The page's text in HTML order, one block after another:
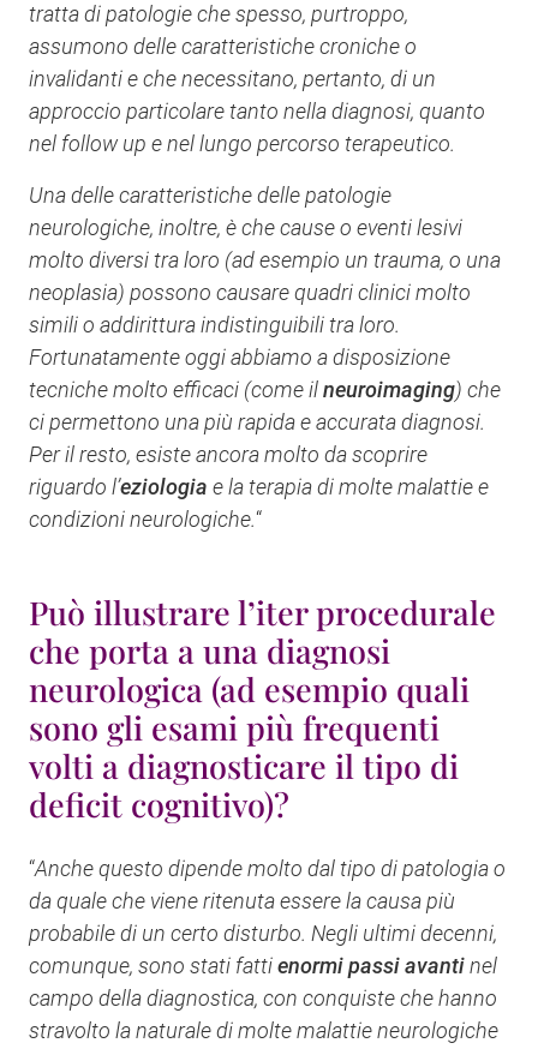
tratta di patologie che spesso, purtroppo,
assumono delle caratteristiche croniche o
invalidanti e che necessitano, pertanto, di un
approccio particolare tanto nella diagnosi, quanto
nel follow up e nel lungo percorso terapeutico.
Una delle caratteristiche delle patologie
neurologiche, inoltre, è che cause o eventi lesivi
molto diversi tra loro (ad esempio un trauma, o una
neoplasia) possono causare quadri clinici molto
simili o addirittura indistinguibili tra loro.
Fortunatamente oggi abbiamo a disposizione
tecniche molto efficaci (come ilneuroimaging) che
ci permettono una più rapida e accurata diagnosi.
Per il resto, esiste ancora molto da scoprire
riguardo l’eziologia e la terapia di molte malattie e
condizioni neurologiche.“
Può illustrare l’iter procedurale
che porta a una diagnosi
neurologica (ad esempio quali
sono gli esami più frequenti
volti a diagnosticare il tipo di
deficit cognitivo)?
“Anche questo dipende molto dal tipo di patologia o
da quale che viene ritenuta essere la causa più
probabile di un certo disturbo. Negli ultimi decenni,
comunque, sono stati fattienormi passi avantinel
campo della diagnostica, con conquiste che hanno
stravolto la naturale di molte malattie neurologiche